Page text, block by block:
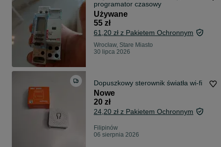
programator czasowy
Używane
55 zł
61,20 zł z Pakietem Ochronnym
Wrocław, Stare Miasto
30 lipca 2026
Dopuszkowy sterownik światła wi-fi
Nowe
20 zł
24,20 zł z Pakietem Ochronnym
Filipinów
06 sierpnia 2026